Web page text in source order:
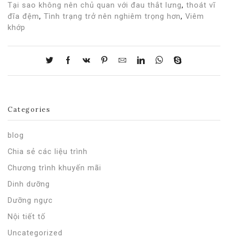
Tại sao không nên chủ quan với đau thắt lưng, thoát vĩ
đĩa đệm, Tình trạng trở nên nghiêm trọng hơn, Viêm
khớp
Categories
blog
Chia sẻ các liệu trình
Chương trình khuyến mãi
Dinh dưỡng
Dưỡng ngực
Nội tiết tố
Uncategorized